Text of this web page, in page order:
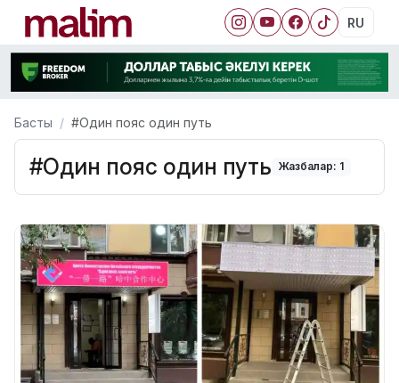
RU
Басты #Один пояс один путь
#Один пояс один путь Жазбалар: 1